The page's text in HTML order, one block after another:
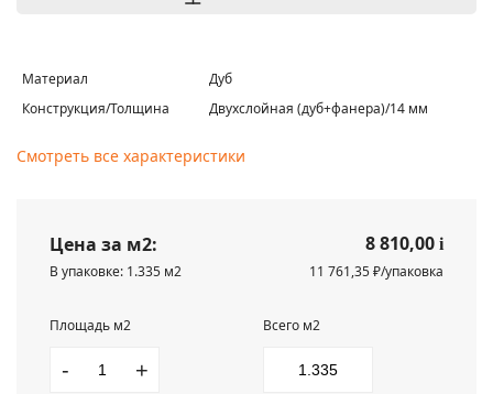
Материал
Дуб
Конструкция/Толщина
Двухслойная (дуб+фанера)/14 мм
Смотреть все характеристики
Цена за м2: 8 810,00 i
В упаковке: 1.335 м2
11 761,35 ₽/упаковка
Площадь м2
- +
Всего м2